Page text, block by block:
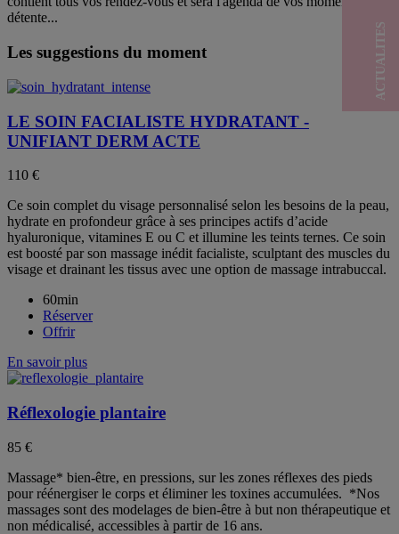
détente...
Les suggestions du moment
LE SOIN FACIALISTE HYDRATANT -
UNIFIANT DERM ACTE
110 €
Ce soin complet du visage personnalisé selon les besoins de la peau,
hydrate en profondeur grâce à ses principes actifs d’acide
hyaluronique, vitamines E ou C et illumine les teints ternes. Ce soin
est boosté par son massage inédit facialiste, sculptant des muscles du
visage et drainant les tissus avec une option de massage intrabuccal.
60min
Réserver
Offrir
En savoir plus
Réflexologie plantaire
85 €
Massage* bien-être, en pressions, sur les zones réflexes des pieds
pour réénergiser le corps et éliminer les toxines accumulées. *Nos
massages sont des modelages de bien-être à but non thérapeutique et
non médicalisé, accessibles à partir de 16 ans.
ACTUALITES